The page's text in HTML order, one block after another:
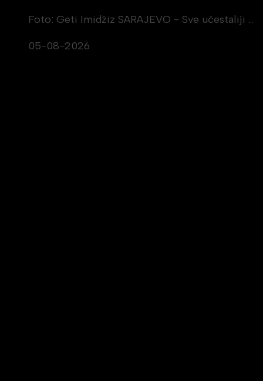
Foto: Geti Imidžiz SARAJEVO - Sve učestaliji …
05-08-2026